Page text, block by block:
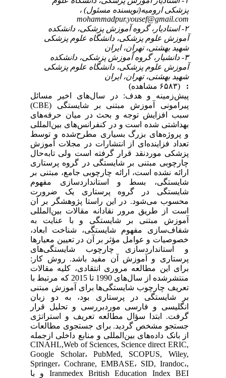
پزشکی ارومیه(نویسنده مسئول) ،
mohammadpur.yousef@gmail.com
۲- استادیار، گروه آموزش پزشکی، دانشکده
آموزش علوم پزشکی، دانشگاه علوم پزشکی
شهید بهشتی، تهران، ایران
۳- دانشیار، گروه آموزش پزشکی، دانشکده
آموزش علوم پزشکی، دانشگاه علوم پزشکی
شهید بهشتی، تهران، ایران
پیش‌زمینه و هدف: در سال‌های اخیر مسائل
پیرامونی آموزش مبتنی بر شایستگی (CBE)
سبب افزایش توجه و بحث در میان حرفه‌های
بهداشتی شده است و در کنفرانس‌های بین‌المللی
و پروژه‌های بزرگ بسیاری مطرح‌شده و توسط
تعداد فزاینده‌ای از انتشارات در مجلات آموزش
پزشکی موردنقد قرار گرفته است ولی تابه‌حال
چارچوبی مبتنی بر شایستگی در گروه پرستاری
ارائه نشده است، ارائه چارچوبی جامع، مبتنی بر
شایستگی، بسط و استانداردسازی مفهوم
شایستگی در گروه پرستاری یک ضرورت
محسوب می‌شود. در این راستا پژوهشگر بر آن
است از طریق مرور نقادانه مقالات بین‌المللی
آموزش مبتنی بر شایستگی و با عنایت به
شفاف‌سازی مفهوم شایستگی، شناخت ابعاد،
خصوصیات و عوامل مؤثر بر آن در تعیین معیارها
و استانداردسازی چارچوب شایستگی‌های
پرستاری و آموزش آن مفید باشد. روش کار:
برای این مطالعه مروری انتقادی، کلیه مقالات
منتشرشده از سال‌های 1990 تا 2015 که مرتبط با
تعریف چارچوب شایستگی‌ها برای آموزش مبتنی
بر شایستگی در پرستاری بود، به دو زبان
انگلیسی و فارسی موردبررسی و تحلیل قرار
گرفت. ابتدا سؤال مطالعه تعریف و استراتژی
جستجو مشخص گردید. برای جستجوی مطالعات
از بانک داده‌های بین‌المللی و منابع داخلی ازجمله
CINAHL,Web of Sciences, Science direct ERIC,
Google Scholar، PubMed, SCOPUS, Wiley,
Springer، Cochrane, EMBASE، SID, Irandoc،,
Iranmedex British Education Index BEI و با